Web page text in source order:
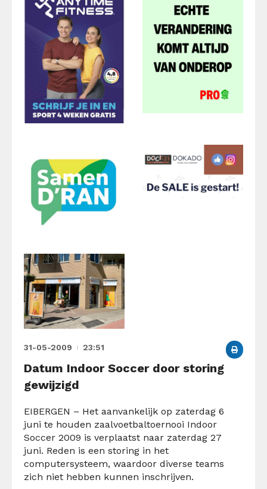
31-05-2009 23:51
Datum Indoor Soccer door storing
gewijzigd
EIBERGEN – Het aanvankelijk op zaterdag 6
juni te houden zaalvoetbaltoernooi Indoor
Soccer 2009 is verplaatst naar zaterdag 27
juni. Reden is een storing in het
computersysteem, waardoor diverse teams
zich niet hebben kunnen inschrijven.